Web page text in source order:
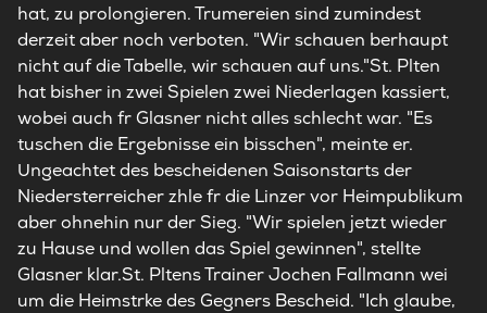
hat, zu prolongieren. Trumereien sind zumindest
derzeit aber noch verboten. "Wir schauen berhaupt
nicht auf die Tabelle, wir schauen auf uns."St. Plten
hat bisher in zwei Spielen zwei Niederlagen kassiert,
wobei auch fr Glasner nicht alles schlecht war. "Es
tuschen die Ergebnisse ein bisschen", meinte er.
Ungeachtet des bescheidenen Saisonstarts der
Niedersterreicher zhle fr die Linzer vor Heimpublikum
aber ohnehin nur der Sieg. "Wir spielen jetzt wieder
zu Hause und wollen das Spiel gewinnen", stellte
Glasner klar.St. Pltens Trainer Jochen Fallmann wei
um die Heimstrke des Gegners Bescheid. "Ich glaube,